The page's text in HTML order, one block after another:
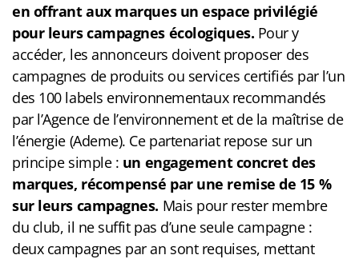
en offrant aux marques un espace privilégié
pour leurs campagnes écologiques. Pour y
accéder, les annonceurs doivent proposer des
campagnes de produits ou services certifiés par l’un
des 100 labels environnementaux recommandés
par l’Agence de l’environnement et de la maîtrise de
l’énergie (Ademe). Ce partenariat repose sur un
principe simple : un engagement concret des
marques, récompensé par une remise de 15 %
sur leurs campagnes. Mais pour rester membre
du club, il ne suffit pas d’une seule campagne :
deux campagnes par an sont requises, mettant